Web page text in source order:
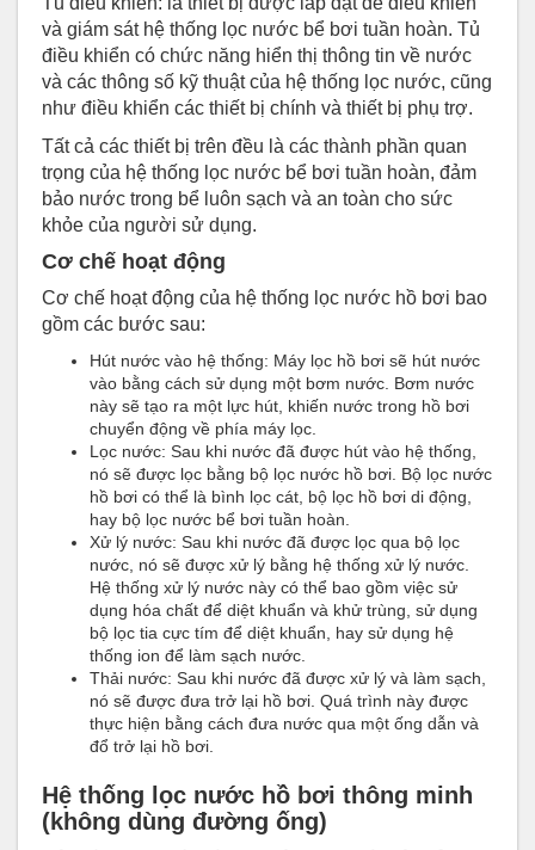
và giám sát hệ thống lọc nước bể bơi tuần hoàn. Tủ
điều khiển có chức năng hiển thị thông tin về nước
và các thông số kỹ thuật của hệ thống lọc nước, cũng
như điều khiển các thiết bị chính và thiết bị phụ trợ.
Tất cả các thiết bị trên đều là các thành phần quan
trọng của hệ thống lọc nước bể bơi tuần hoàn, đảm
bảo nước trong bể luôn sạch và an toàn cho sức
khỏe của người sử dụng.
Cơ chế hoạt động
Cơ chế hoạt động của hệ thống lọc nước hồ bơi bao
gồm các bước sau:
Hút nước vào hệ thống: Máy lọc hồ bơi sẽ hút nước
vào bằng cách sử dụng một bơm nước. Bơm nước
này sẽ tạo ra một lực hút, khiến nước trong hồ bơi
chuyển động về phía máy lọc.
Lọc nước: Sau khi nước đã được hút vào hệ thống,
nó sẽ được lọc bằng bộ lọc nước hồ bơi. Bộ lọc nước
hồ bơi có thể là bình lọc cát, bộ lọc hồ bơi di động,
hay bộ lọc nước bể bơi tuần hoàn.
Xử lý nước: Sau khi nước đã được lọc qua bộ lọc
nước, nó sẽ được xử lý bằng hệ thống xử lý nước.
Hệ thống xử lý nước này có thể bao gồm việc sử
dụng hóa chất để diệt khuẩn và khử trùng, sử dụng
bộ lọc tia cực tím để diệt khuẩn, hay sử dụng hệ
thống ion để làm sạch nước.
Thải nước: Sau khi nước đã được xử lý và làm sạch,
nó sẽ được đưa trở lại hồ bơi. Quá trình này được
thực hiện bằng cách đưa nước qua một ống dẫn và
đổ trở lại hồ bơi.
Hệ thống lọc nước hồ bơi thông minh
(không dùng đường ống)